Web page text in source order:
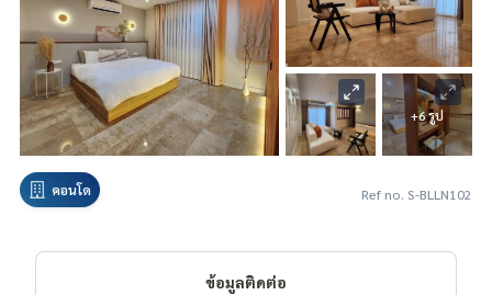
+6 รูป
คอนโด Ref no. S-BLLN102
ข้อมูลติดต่อ